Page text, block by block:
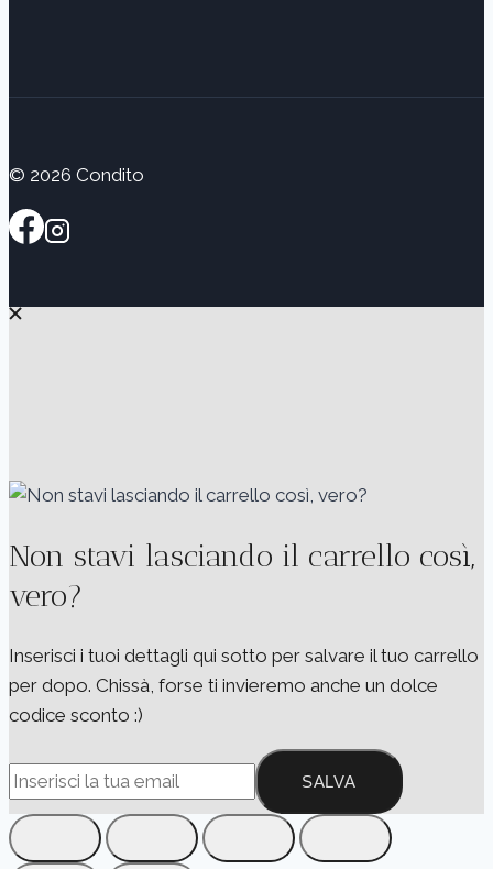
© 2026 Condito
Non stavi lasciando il carrello così,
vero?
Inserisci i tuoi dettagli qui sotto per salvare il tuo carrello
per dopo. Chissà, forse ti invieremo anche un dolce
codice sconto :)
SALVA